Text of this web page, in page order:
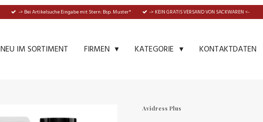
-> Bei Artikelsuche Eingabe mit Stern: Bsp. Muster* -> KEIN GRATIS VERSAND VON SACKWAREN <-
NEU IM SORTIMENT FIRMEN KATEGORIE KONTAKTDATEN
Avidress Plus